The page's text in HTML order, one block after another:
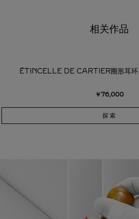
相关作品
ÉTINCELLE DE CARTIER圈形耳环
￥76,000
探 索